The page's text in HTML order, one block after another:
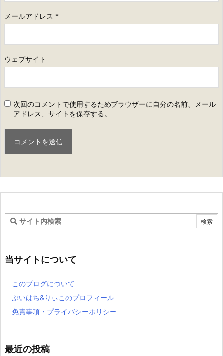
メールアドレス *
ウェブサイト
次回のコメントで使用するためブラウザーに自分の名前、メール
アドレス、サイトを保存する。
当サイトについて
このブログについて
ぶいはち&りぃこのプロフィール
免責事項・プライバシーポリシー
最近の投稿